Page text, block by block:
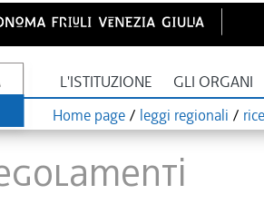
L'ISTITUZIONE GLI ORGANI
Home page / leggi regionali /